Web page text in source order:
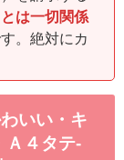
は一切関係
。絶対にカ
いい・キ
Ａ４タテ-